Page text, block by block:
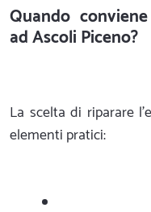
Quando
ad Ascoli Piceno?
La scelta di riparare
elementi pratici: